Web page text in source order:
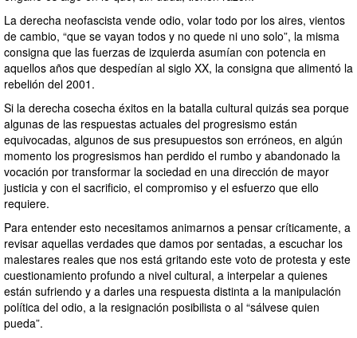
La derecha neofascista vende odio, volar todo por los aires, vientos
de cambio, “que se vayan todos y no quede ni uno solo”, la misma
consigna que las fuerzas de izquierda asumían con potencia en
aquellos años que despedían al siglo XX, la consigna que alimentó la
rebelión del 2001.
Si la derecha cosecha éxitos en la batalla cultural quizás sea porque
algunas de las respuestas actuales del progresismo están
equivocadas, algunos de sus presupuestos son erróneos, en algún
momento los progresismos han perdido el rumbo y abandonado la
vocación por transformar la sociedad en una dirección de mayor
justicia y con el sacrificio, el compromiso y el esfuerzo que ello
requiere.
Para entender esto necesitamos animarnos a pensar críticamente, a
revisar aquellas verdades que damos por sentadas, a escuchar los
malestares reales que nos está gritando este voto de protesta y este
cuestionamiento profundo a nivel cultural, a interpelar a quienes
están sufriendo y a darles una respuesta distinta a la manipulación
política del odio, a la resignación posibilista o al “sálvese quien
pueda”.